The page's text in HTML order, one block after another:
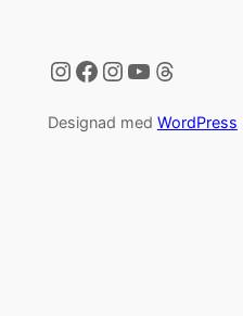
Instagram
Facebook
Instagram
YouTube
Threads
Designad med WordPress